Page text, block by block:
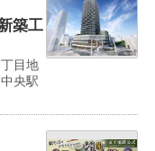
築工
目地
央駅